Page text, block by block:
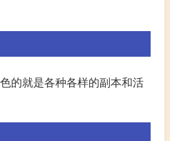
的就是各种各样的副本和活